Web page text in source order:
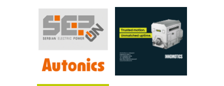
pouzdanost u transferu fluida
Filtration Group Industrial – Napredna
rešenja za filtraciju u hidrauličkim i
procesnim sistemima
RILINEX kompanije Rittal
FANUC: Najbolje za vašu pametnu